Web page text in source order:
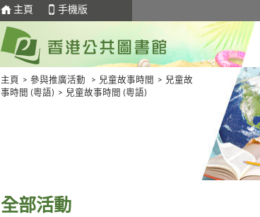
主頁 手機版
主頁 > 參與推廣活動 > 兒童故事時間 > 兒童故
事時間 (粵語) > 兒童故事時間 (粵語)
全部活動